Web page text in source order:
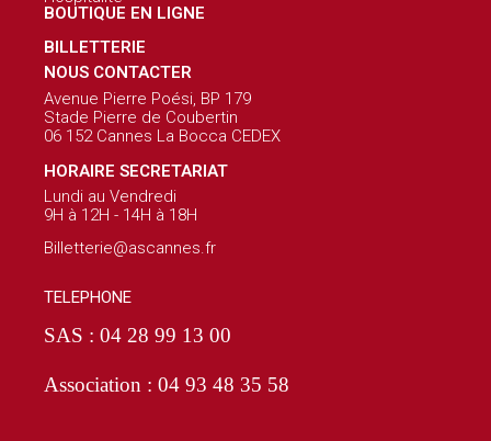
BOUTIQUE EN LIGNE
BILLETTERIE
NOUS CONTACTER
Avenue Pierre Poési, BP 179
Stade Pierre de Coubertin
06 152 Cannes La Bocca CEDEX
HORAIRE SECRETARIAT
Lundi au Vendredi
9H à 12H - 14H à 18H
Billetterie@ascannes.fr
TELEPHONE
SAS : 04 28 99 13 00
Association : 04 93 48 35 58